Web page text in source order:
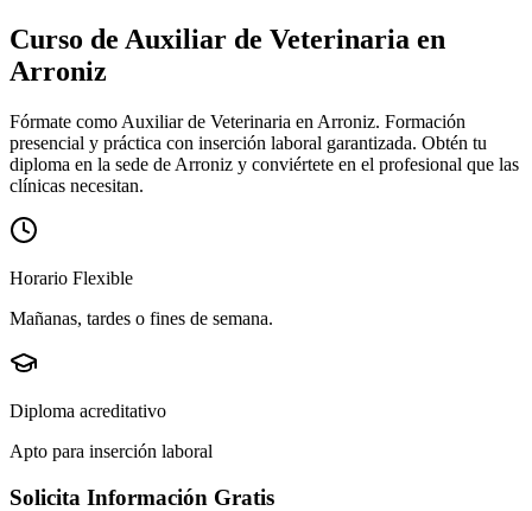
Curso de Auxiliar de Veterinaria en
Arroniz
Fórmate como Auxiliar de Veterinaria en Arroniz. Formación
presencial y práctica con inserción laboral garantizada. Obtén tu
diploma en la sede de Arroniz y conviértete en el profesional que las
clínicas necesitan.
Horario Flexible
Mañanas, tardes o fines de semana.
Diploma acreditativo
Apto para inserción laboral
Solicita Información Gratis